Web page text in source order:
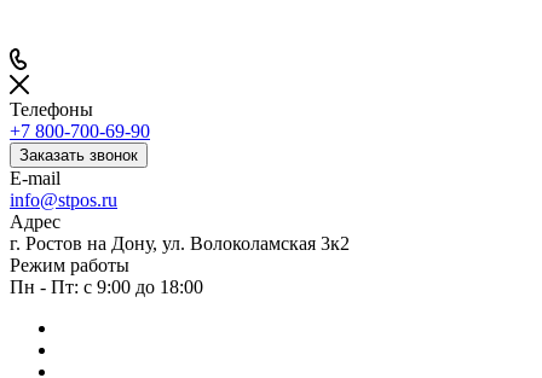
Телефоны
+7 800-700-69-90
Заказать звонок
E-mail
info@stpos.ru
Адрес
г. Ростов на Дону, ул. Волоколамская 3к2
Режим работы
Пн - Пт: с 9:00 до 18:00